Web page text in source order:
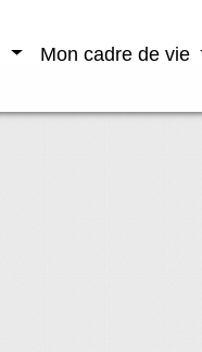
Mon cadre de vie